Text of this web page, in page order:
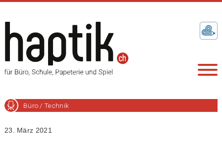
Büro / Technik
23. März 2021